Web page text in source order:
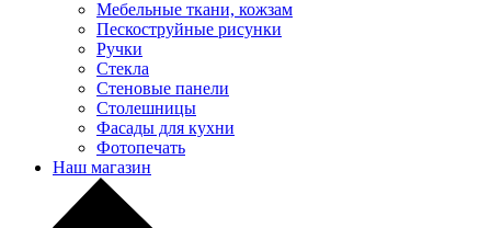
Мебельные ткани, кожзам
Пескоструйные рисунки
Ручки
Стекла
Стеновые панели
Столешницы
Фасады для кухни
Фотопечать
Наш магазин